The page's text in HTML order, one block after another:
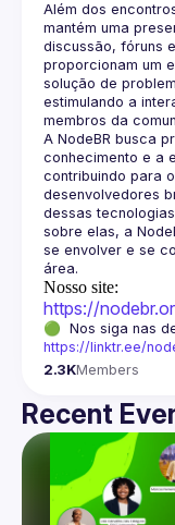
Além dos
mantém uma
discussão, fóruns
proporcionam um
solução de
estimulando a
A NodeBR busca
conhecimento e a
contribuindo para
desenvolvedores
dessas
sobre elas, a
se envolver e se
Nosso site:
https://
https://linktr.ee/
2.3KMembers
Recent